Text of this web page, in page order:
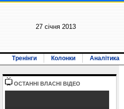
27 січня 2013
Тренінги Колонки Аналітика
ОСТАННI ВЛАСНI ВIДЕО